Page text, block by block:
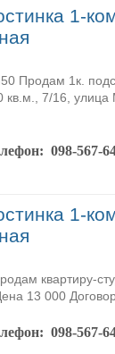
1-
Продам 1к.
кв.м., 7/16,
098-567-
1-
квартиру-
13 000
098-567-